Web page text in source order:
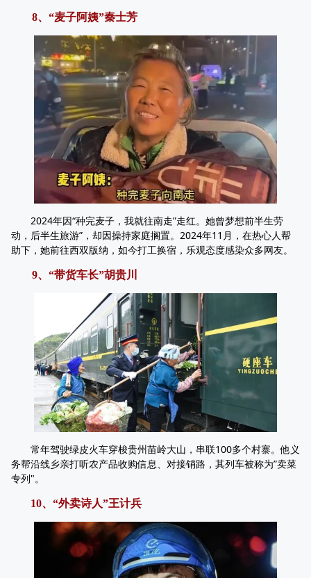
8、“麦子阿姨”秦士芳
2024年因“种完麦子，我就往南走”走红。她曾梦想前半生劳
动，后半生旅游”，却因操持家庭搁置。2024年11月，在热心人帮
助下，她前往西双版纳，如今打工换宿，乐观态度感染众多网友。
9、“带货车长”胡贵川
常年驾驶绿皮火车穿梭贵州苗岭大山，串联100多个村寨。他义
务帮沿线乡亲打听农产品收购信息、对接销路，其列车被称为”卖菜
专列"。
10、“外卖诗人”王计兵